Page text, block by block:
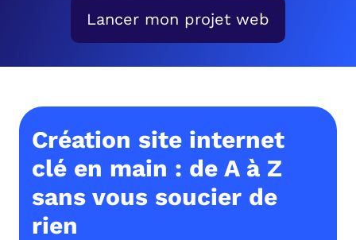
Lancer mon projet web
Création site internet
clé en main : de A à Z
sans vous soucier de
rien